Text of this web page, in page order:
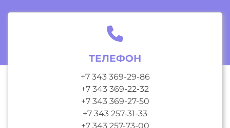
ТЕЛЕФОН
+7 343 369-29-86
+7 343 369-22-32
+7 343 369-27-50
+7 343 257-31-33
+7 343 257-73-00